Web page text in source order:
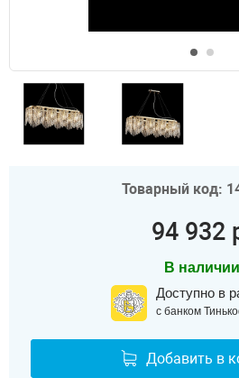
Товарный код:
94 932
В наличии
Доступно в
с банком
Добавить в